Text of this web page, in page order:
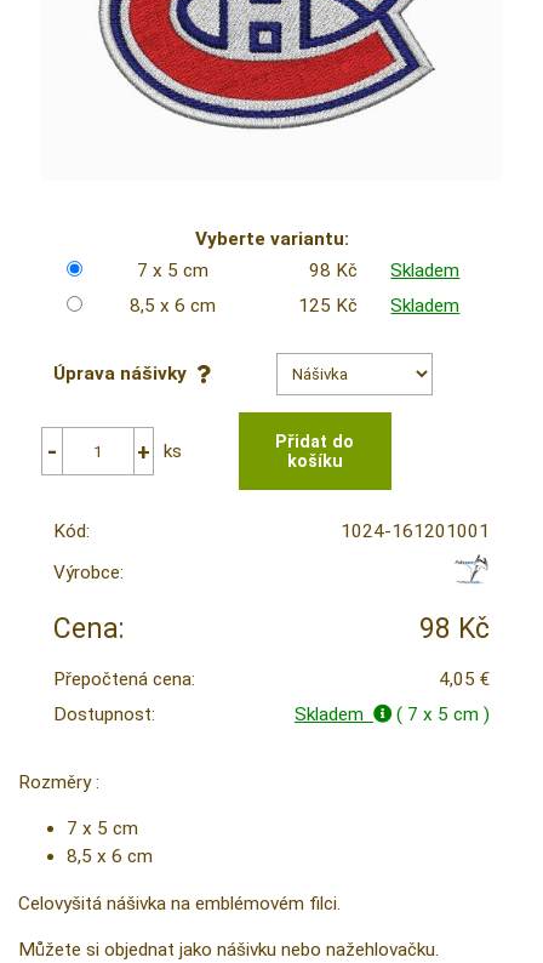
Vyberte variantu:
7 x 5 cm
98 Kč
Skladem
8,5 x 6 cm
125 Kč Skladem
Úprava nášivky
ks
Kód:
1024-161201001
Výrobce:
Cena: 98 Kč
Přepočtená cena:
4,05 €
Dostupnost:
Skladem ( 7 x 5 cm )
Rozměry :
7 x 5 cm
8,5 x 6 cm
Celovyšitá nášivka na emblémovém filci.
Můžete si objednat jako nášivku nebo nažehlovačku.